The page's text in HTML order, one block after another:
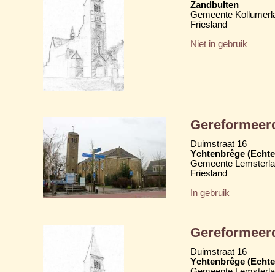
Zandbulten
Gemeente
Friesland
Niet in gebruik
Duimstraat 16
Ychtenbrêge
Gemeente
Friesland
In gebruik
Duimstraat 16
Ychtenbrêge